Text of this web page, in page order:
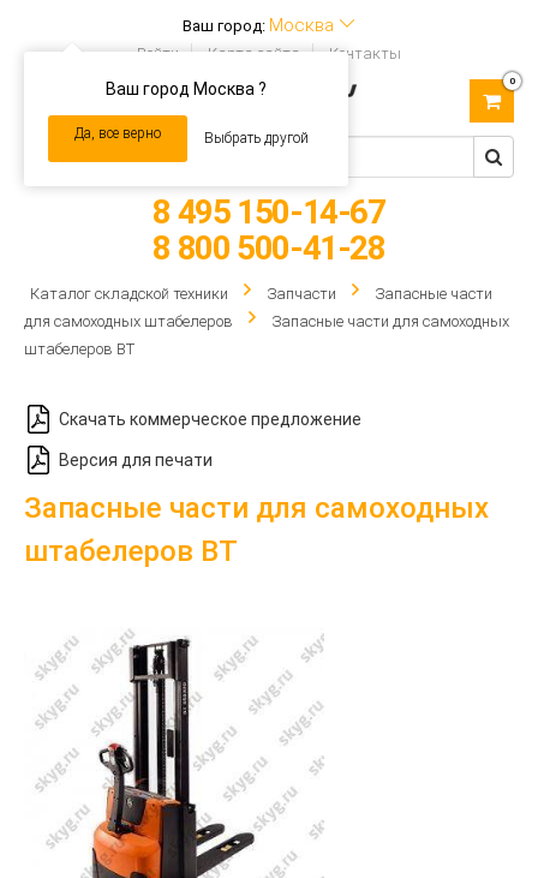
Ваш город: Москва
Ваш город Москва ?
Да, все верно Выбрать другой
Войти Карта сайта Контакты
navigation
0
8 495 150-14-67
8 800 500-41-28
Каталог складской техники Запчасти
Запасные части
для самоходных штабелеров
Запасные части для самоходных
штабелеров BT
Скачать коммерческое предложение
Версия для печати
Запасные части для самоходных
штабелеров BT